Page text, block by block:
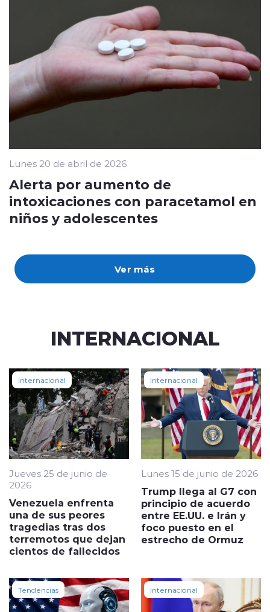
Ver más
Lunes 20 de abril de 2026
Alerta por aumento de
intoxicaciones con paracetamol en
niños y adolescentes
INTERNACIONAL
Internacional
Jueves 25 de junio de
2026
Venezuela enfrenta
una de sus peores
tragedias tras dos
terremotos que dejan
cientos de fallecidos
Internacional
Lunes 15 de junio de 2026
Trump llega al G7 con
principio de acuerdo
entre EE.UU. e Irán y
foco puesto en el
estrecho de Ormuz
Tendencias Internacional